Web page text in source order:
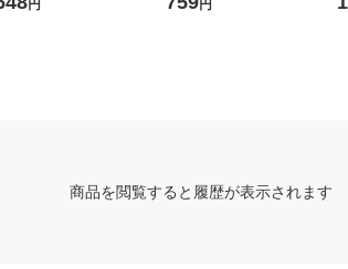
円 円
商品を閲覧すると履歴が表示されます